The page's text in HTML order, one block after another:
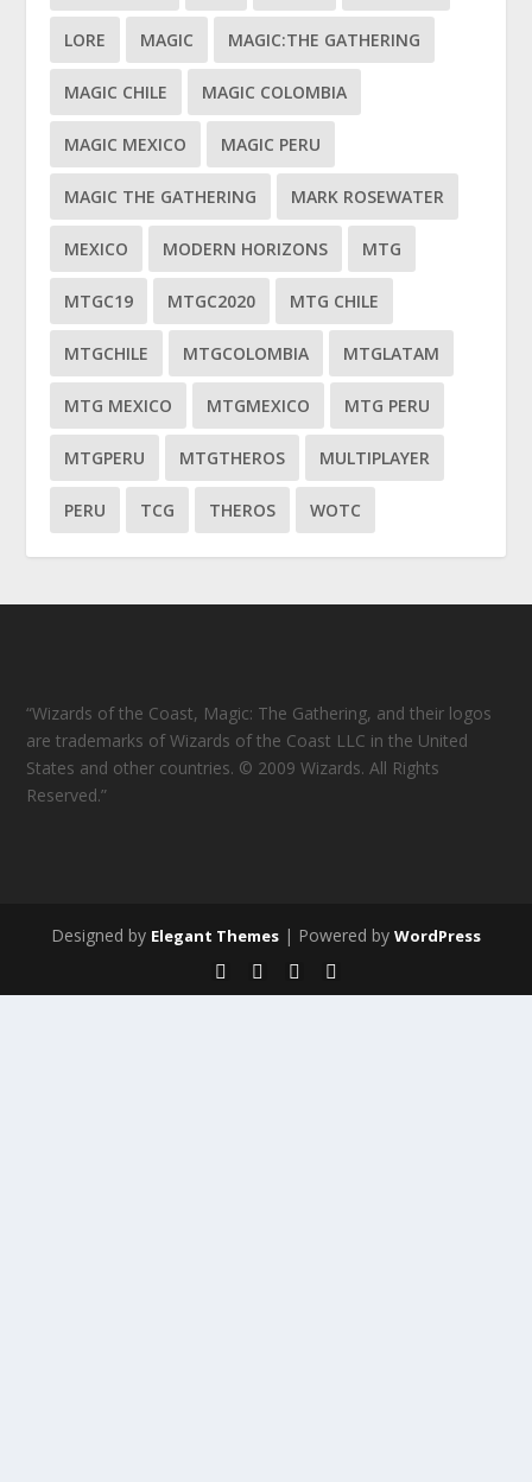
LORE MAGIC MAGIC:THE GATHERING
MAGIC CHILE MAGIC COLOMBIA
MAGIC MEXICO MAGIC PERU
MAGIC THE GATHERING MARK ROSEWATER
MEXICO MODERN HORIZONS MTG
MTGC19 MTGC2020 MTG CHILE
MTGCHILE MTGCOLOMBIA MTGLATAM
MTG MEXICO MTGMEXICO MTG PERU
MTGPERU MTGTHEROS MULTIPLAYER
PERU TCG THEROS WOTC
“Wizards of the Coast, Magic: The Gathering, and their logos
are trademarks of Wizards of the Coast LLC in the United
States and other countries. © 2009 Wizards. All Rights
Reserved.”
Designed by Elegant Themes | Powered by WordPress